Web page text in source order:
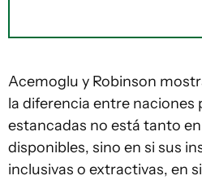
Acemoglu y Robinson
la diferencia entre naciones
estancadas no está tanto
disponibles, sino en si sus
inclusivas o extractivas, en